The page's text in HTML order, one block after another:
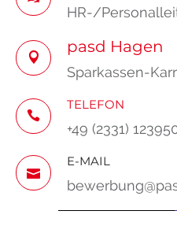
HR-/
pasd Hagen
Sparkassen-
TELEFON
+49 (2331)
E-MAIL